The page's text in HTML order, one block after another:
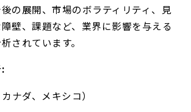
の展開、市場のボラティリティ、見
壁、課題など、業界に影響を与える
されています。
ナダ、メキシコ）